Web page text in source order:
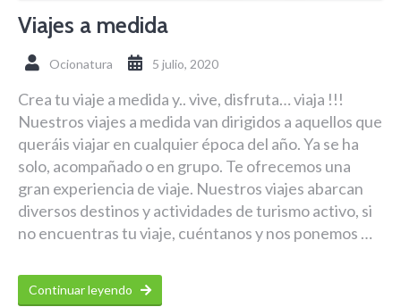
Viajes a medida
Ocionatura 5 julio, 2020
Crea tu viaje a medida y.. vive, disfruta… viaja !!!
Nuestros viajes a medida van dirigidos a aquellos que
queráis viajar en cualquier época del año. Ya se ha
solo, acompañado o en grupo. Te ofrecemos una
gran experiencia de viaje. Nuestros viajes abarcan
diversos destinos y actividades de turismo activo, si
no encuentras tu viaje, cuéntanos y nos ponemos …
Continuar leyendo